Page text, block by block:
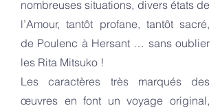
nombreuses situations, divers états de
l’Amour, tantôt profane, tantôt sacré,
de Poulenc à Hersant … sans oublier
les Rita Mitsuko !
Les caractères très marqués des
œuvres en font un voyage original,